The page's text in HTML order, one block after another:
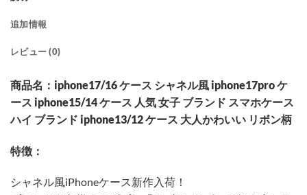
追加情報
レビュー (0)
商品名：iphone17/16 ケース シャネル風 iphone17pro ケ
ース iphone15/14 ケース 人気 女子 ブランド スマホケース
ハイ ブランド iphone13/12 ケース 大人かわいい リボン柄
特徴：
シャネル風iPhoneケース新作入荷！